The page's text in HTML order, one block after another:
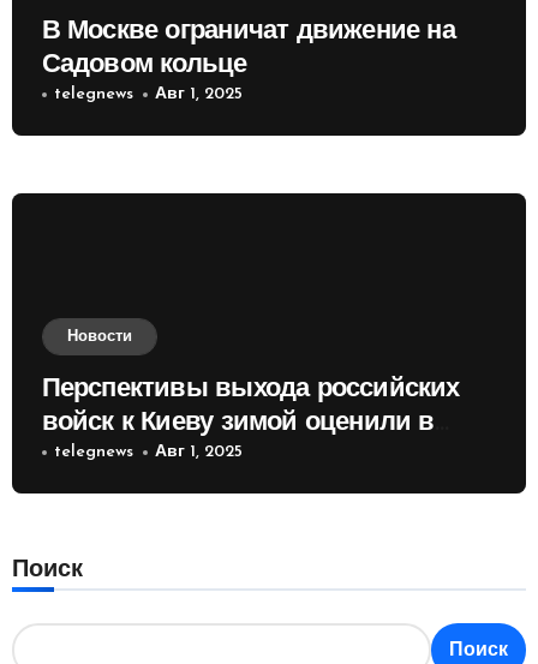
В Москве ограничат движение на
Садовом кольце
telegnews Авг 1, 2025
Новости
Перспективы выхода российских
войск к Киеву зимой оценили в
России
telegnews Авг 1, 2025
Поиск
Поиск